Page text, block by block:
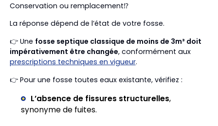
Conservation ou remplacement⁉️
La réponse dépend de l’état de votre fosse.
👉 Une fosse septique classique de moins de 3m³ doit
impérativement être changée, conformément aux
prescriptions techniques en vigueur.
👉 Pour une fosse toutes eaux existante, vérifiez :
L’absence de fissures structurelles,
synonyme de fuites.